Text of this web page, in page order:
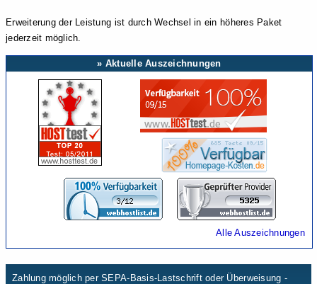
Erweiterung der Leistung ist durch Wechsel in ein höheres Paket
jederzeit möglich.
» Aktuelle Auszeichnungen
Alle Auszeichnungen
Zahlung möglich per SEPA-Basis-Lastschrift oder Überweisung -